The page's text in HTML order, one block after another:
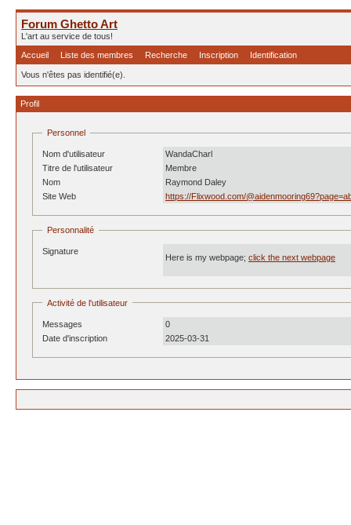
Forum Ghetto Art
L'art au service de tous!
Accueil
Liste des membres Recherche Inscription Identification
Vous n'êtes pas identifié(e).
Profil
Personnel
Nom d'utilisateur
WandaCharl
Titre de l'utilisateur
Membre
Nom
Raymond Daley
Site Web
https://Flixwood.com/
Personnalité
Signature
Here is my webpage; click the next webpage
Activité de l'utilisateur
Messages
0
Date d'inscription
2025-03-31